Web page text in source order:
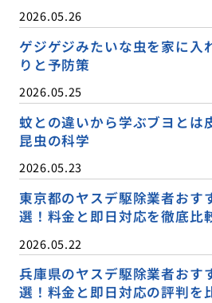
2026.05.26
ゲジゲジみたいな虫を家に入
りと予防策
2026.05.25
蚊との違いから学ぶブヨとは
昆虫の科学
2026.05.23
東京都のヤスデ駆除業者おす
選！料金と即日対応を徹底比
2026.05.22
兵庫県のヤスデ駆除業者おす
選！料金と即日対応の評判を